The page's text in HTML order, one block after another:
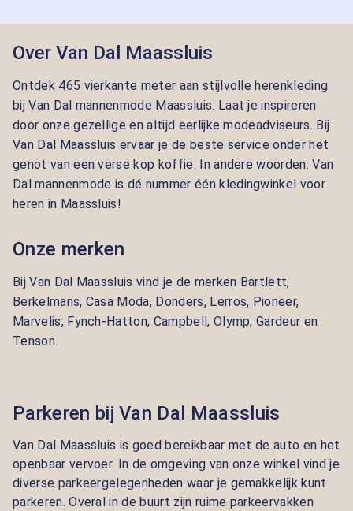
Over Van Dal Maassluis
Ontdek 465 vierkante meter aan stijlvolle herenkleding
bij Van Dal mannenmode Maassluis. Laat je inspireren
door onze gezellige en altijd eerlijke modeadviseurs. Bij
Van Dal Maassluis ervaar je de beste service onder het
genot van een verse kop koffie. In andere woorden: Van
Dal mannenmode is dé nummer één kledingwinkel voor
heren in Maassluis!
Onze merken
Bij Van Dal Maassluis vind je de merken Bartlett,
Berkelmans, Casa Moda, Donders, Lerros, Pioneer,
Marvelis, Fynch-Hatton, Campbell, Olymp, Gardeur en
Tenson.
Parkeren bij Van Dal Maassluis
Van Dal Maassluis is goed bereikbaar met de auto en het
openbaar vervoer. In de omgeving van onze winkel vind je
diverse parkeergelegenheden waar je gemakkelijk kunt
parkeren. Overal in de buurt zijn ruime parkeervakken